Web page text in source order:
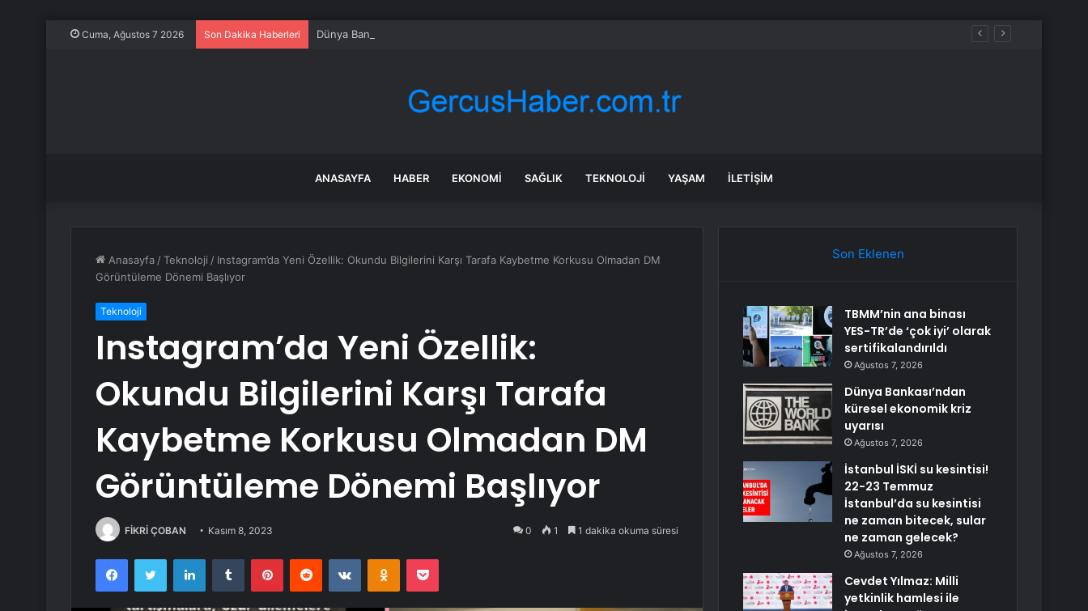
Cuma, Ağustos 7 2026 Son Dakika Haberleri Dünya Bankası’ndan küresel ekonomik kriz uyarısı
ANASAYFA HABER EKONOMI SAĞLIK TEKNOLOJI YAŞAM İLETIŞIM
Anasayfa /Teknoloji / Instagram’da Yeni Özellik: Okundu Bilgilerini Karşı Tarafa Kaybetme Korkusu Olmadan DM
Görüntüleme Dönemi Başlıyor
Teknoloji
Instagram’da Yeni Özellik:
Okundu Bilgilerini Karşı Tarafa
Kaybetme Korkusu Olmadan DM
Görüntüleme Dönemi Başlıyor
FİKRİ ÇOBAN Kasım 8, 2023 0 1 1 dakika okuma süresi
FacebookTwitter LinkedInTumblr PinterestReddit VKontakteOdnoklassniki
Pocket
Son Eklenen
TBMM’nin ana binası
YES-TR’de ‘çok iyi’ olarak
sertifikalandırıldı
Ağustos 7, 2026
Dünya Bankası’ndan
küresel ekonomik kriz
uyarısı
Ağustos 7, 2026
İstanbul İSKİ su kesintisi!
22-23 Temmuz
İstanbul’da su kesintisi
ne zaman bitecek, sular
ne zaman gelecek?
Ağustos 7, 2026
Cevdet Yılmaz: Milli
yetkinlik hamlesi ile